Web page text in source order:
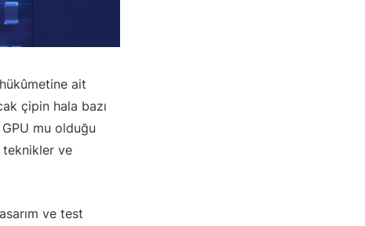
ait
çipin hala bazı
mu olduğu
teknikler ve
ve test